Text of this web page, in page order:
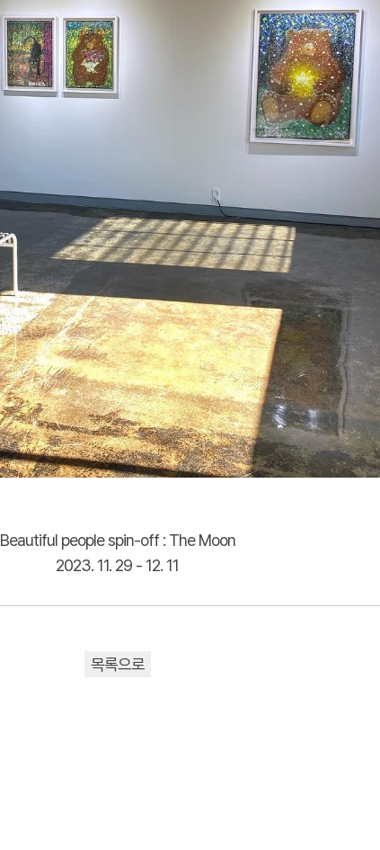
Beautiful people spin-off : The Moon
2023. 11. 29 - 12. 11
목록으로